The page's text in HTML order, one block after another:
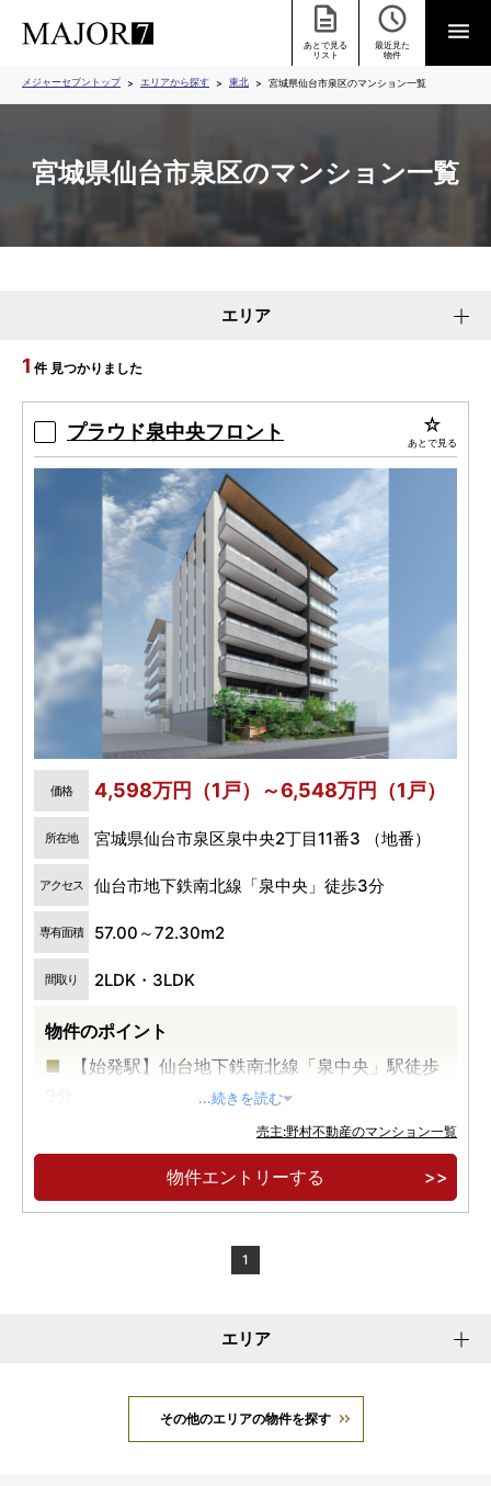
あとで見る
リスト
最近見た
物件
メジャーセブントップ エリアから探す 東北 宮城県仙台市泉区のマンション一覧
宮城県仙台市泉区のマンション一覧
エリア
1 件 見つかりました
プラウド泉中央フロント あとで見る
価格 4,598万円（1戸）～6,548万円（1戸）
所在地 宮城県仙台市泉区泉中央2丁目11番3 （地番）
アクセス 仙台市地下鉄南北線「泉中央」徒歩3分
専有面積 57.00～72.30m2
間取り 2LDK・3LDK
物件のポイント
【始発駅】仙台地下鉄南北線「泉中央」駅徒歩
【低炭素認定住宅】×【ZEH-M Oriented】家計
にやさしく、住まう快適性を追求
【中型犬とも暮らせる】ペットOKマンション
...続きを読む
売主:野村不動産のマンション一覧
物件エントリーする
1
エリア
その他のエリアの物件を探す